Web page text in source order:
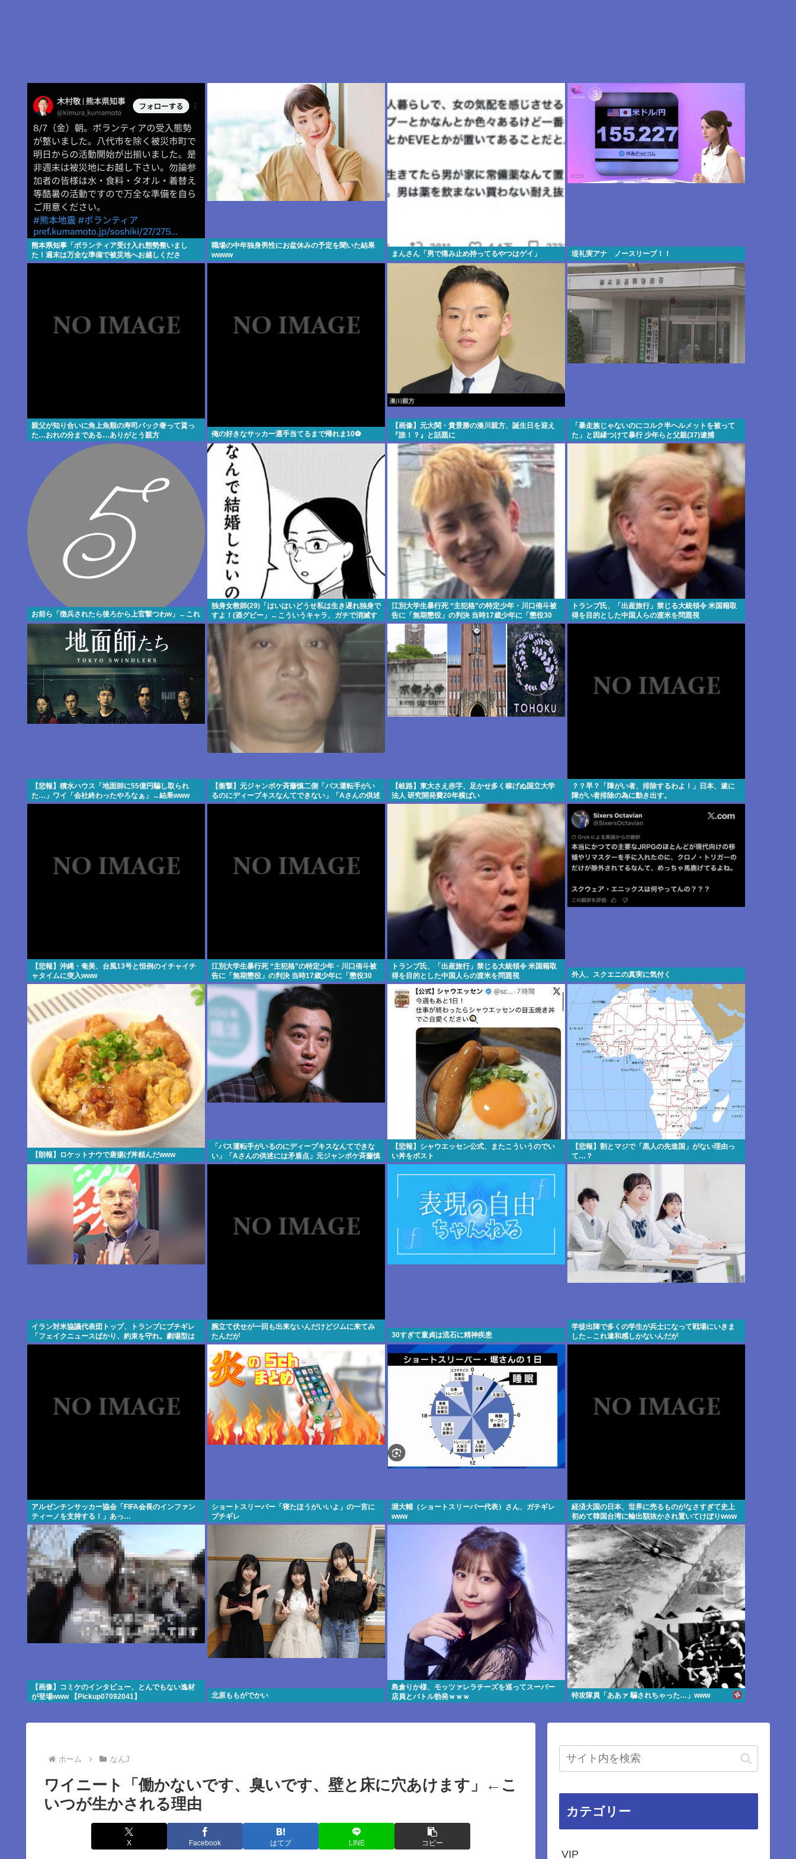
熊本県知事「ボランティア受け入れ態勢整いまし
た！週末は万全な準備で被災地へお越しくださ
い！」ケンモ、行くぞ
職場の中年独身男性にお盆休みの予定を聞いた結果
wwww
まんさん「男で痛み止め持ってるやつはゲイ」 堤礼実アナ ノースリーブ！！
親父が知り合いに角上魚類の寿司パック奢って貰っ
た…おれの分まである…ありがとう親方
俺の好きなサッカー選手当てるまで帰れま10⚽
【画像】元大関・貴景勝の湊川親方、誕生日を迎え
『誰！？』と話題に
「暴走族じゃないのにコルク半ヘルメットを被って
た」と因縁つけて暴行 少年らと父親(37)逮捕
お前ら「徴兵されたら後ろから上官撃つわw」←これ
独身女教師(29)「はいはいどうせ私は生き遅れ独身で
すよ！(酒グビー」←こういうキャラ、ガチで消滅す
る
江別大学生暴行死 “主犯格”の特定少年・川口侑斗被
告に「無期懲役」の判決 当時17歳少年に「懲役30
年」の判決
トランプ氏、「出産旅行」禁じる大統領令 米国籍取
得を目的とした中国人らの渡米を問題視
【悲報】積水ハウス「地面師に55億円騙し取られ
た…」ワイ「会社終わったやろなぁ」→結果www
【衝撃】元ジャンポケ斉藤慎二側「バス運転手がい
るのにディープキスなんてできない」「Aさんの供述
には矛盾点」
【岐路】東大さえ赤字、足かせ多く稼げぬ国立大学
法人 研究開発費20年横ばい
？？早？「障がい者、排除するわよ！」日本、遂に
障がい者排除の為に動き出す。
【悲報】沖縄・奄美、台風13号と恒例のイチャイチ
ャタイムに突入www
江別大学生暴行死 “主犯格”の特定少年・川口侑斗被
告に「無期懲役」の判決 当時17歳少年に「懲役30
年」の判決
トランプ氏、「出産旅行」禁じる大統領令 米国籍取
得を目的とした中国人らの渡米を問題視
外人、スクエニの真実に気付く
【朗報】ロケットナウで唐揚げ丼頼んだwww
「バス運転手がいるのにディープキスなんてできな
い」「Aさんの供述には矛盾点」元ジャンポケ斉藤慎
二側が主張した「同意があった」理由
【悲報】シャウエッセン公式、またこういうのでい
い丼をポスト
【悲報】割とマジで「黒人の先進国」がない理由っ
て…？
イラン対米協議代表団トップ、トランプにブチギレ
「フェイクニュースばかり、約束を守れ。劇場型は
もうたくさん」
腕立て伏せが一回も出来ないんだけどジムに来てみ
たんだが
30すぎて童貞は流石に精神疾患
学徒出陣で多くの学生が兵士になって戦場にいきま
した←これ違和感しかないんだが
アルゼンチンサッカー協会「FIFA会長のインファン
ティーノを支持する！」あっ…
ショートスリーパー「寝たほうがいいよ」の一言に
ブチギレ
堀大輔（ショートスリーパー代表）さん、ガチギレ
www
経済大国の日本、世界に売るものがなさすぎて史上
初めて韓国台湾に輸出額抜かされ置いてけぼりwww
【画像】コミケのインタビュー、とんでもない逸材
が登場www 【Pickup07092041】
北原ももがでかい
島倉りか様、モッツァレラチーズを巡ってスーパー
店員とバトル勃発ｗｗｗ
特攻隊員「ああァ 騙されちゃった…」www
ホーム なんJ
ワイニート「働かないです、臭いです、壁と床に穴あけます」←こ
いつが生かされる理由
X Facebook はてブ LINE コピー
カテゴリー
VIP